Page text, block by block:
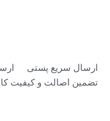
ارسال سریع پستی
تضمین اصالت و کیفیت